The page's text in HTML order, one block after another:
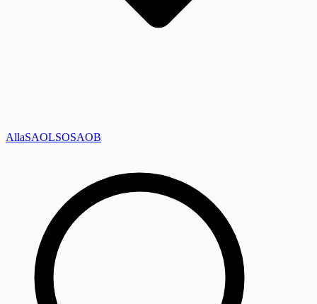
AllaSAOLSOSAOB